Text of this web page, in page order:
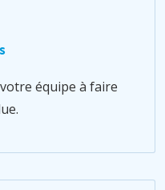
équipe à faire